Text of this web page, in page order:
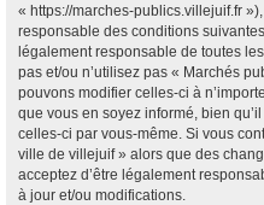
« https://marches-publics.villejuif.fr
responsable des conditions
légalement responsable de toutes
pas et/ou n’utilisez pas « Marchés
pouvons modifier celles-ci à
que vous en soyez informé, bien
celles-ci par vous-même. Si vous
ville de villejuif » alors que des
acceptez d’être légalement
à jour et/ou modifications.